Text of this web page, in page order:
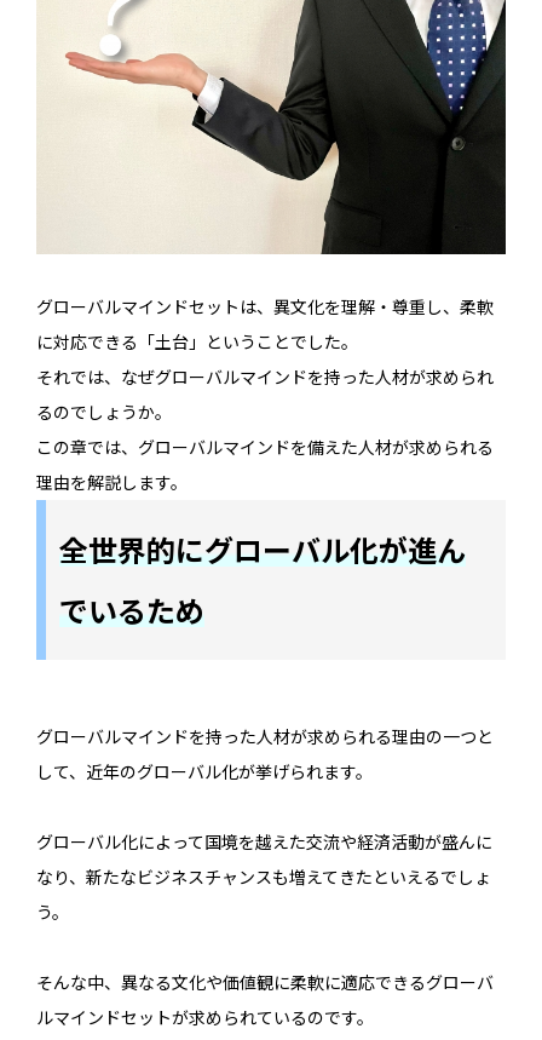
グローバルマインドセットは、異文化を理解・尊重し、柔軟
に対応できる「土台」ということでした。
それでは、なぜグローバルマインドを持った人材が求められ
るのでしょうか。
この章では、グローバルマインドを備えた人材が求められる
理由を解説します。
全世界的にグローバル化が進ん
でいるため
グローバルマインドを持った人材が求められる理由の一つと
して、近年のグローバル化が挙げられます。
グローバル化によって国境を越えた交流や経済活動が盛んに
なり、新たなビジネスチャンスも増えてきたといえるでしょ
う。
そんな中、異なる文化や価値観に柔軟に適応できるグローバ
ルマインドセットが求められているのです。